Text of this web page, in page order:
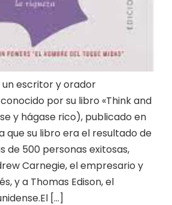
un escritor y orador
por su libro «Think and
y hágase rico), publicado en
que su libro era el resultado de
de 500 personas exitosas,
Carnegie, el empresario y
y a Thomas Edison, el
[...]